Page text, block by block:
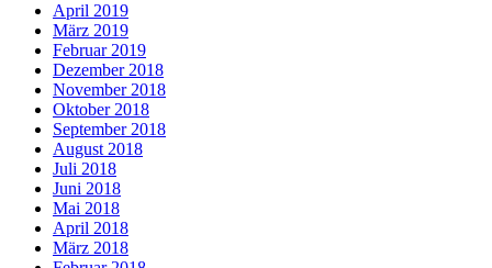
April 2019
März 2019
Februar 2019
Dezember 2018
November 2018
Oktober 2018
September 2018
August 2018
Juli 2018
Juni 2018
Mai 2018
April 2018
März 2018